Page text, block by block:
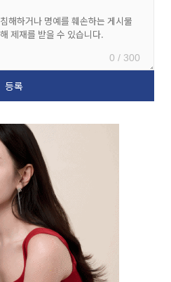
0 / 300